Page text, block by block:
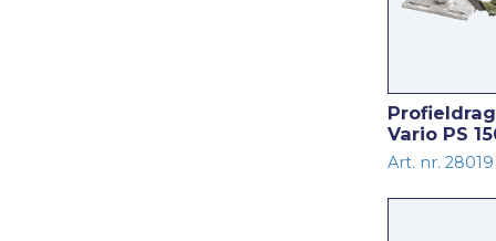
Vario PS
Art. nr. 28019